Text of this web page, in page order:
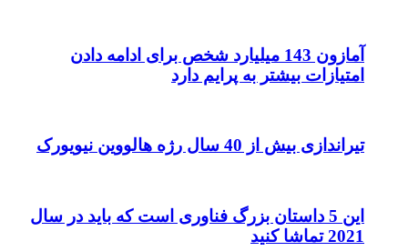
آمازون 143 میلیارد شخص برای ادامه دادن
امتیازات بیشتر به پرایم دارد
تیراندازی بیش از 40 سال رژه هالووین نیویورک
این 5 داستان بزرگ فناوری است که باید در سال
2021 تماشا کنید